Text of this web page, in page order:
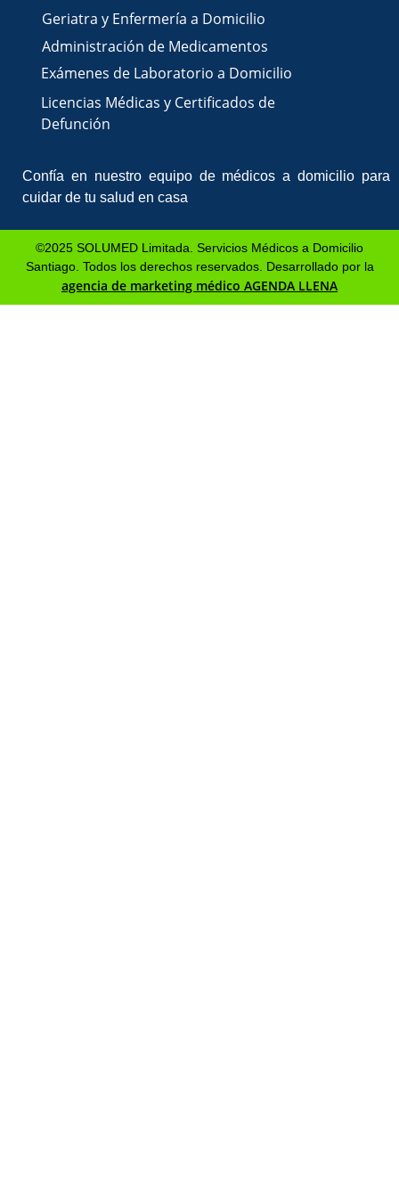
Geriatra y Enfermería a Domicilio
Administración de Medicamentos
Exámenes de Laboratorio a Domicilio
Licencias Médicas y Certificados de
Defunción
Confía en nuestro equipo de médicos a domicilio para
cuidar de tu salud en casa
©2025 SOLUMED Limitada. Servicios Médicos a Domicilio
Santiago. Todos los derechos reservados. Desarrollado por la
agencia de marketing médico AGENDA LLENA